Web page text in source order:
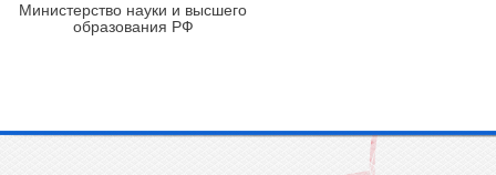
Министерство науки и высшего
образования РФ